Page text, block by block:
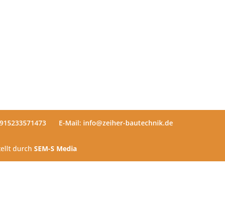
E-Mail: info@zeiher-bautechnik.de
durchSEM-S Media